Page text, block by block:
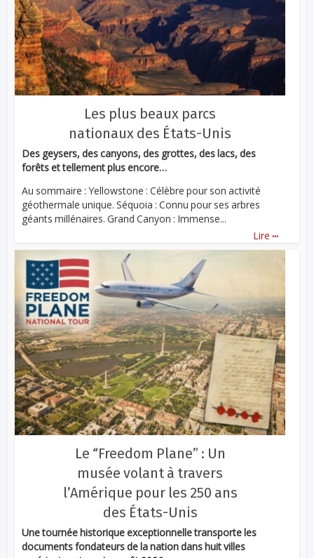
Les plus beaux parcs
nationaux des États-Unis
Des geysers, des canyons, des grottes, des lacs, des
forêts et tellement plus encore…
Au sommaire : Yellowstone : Célèbre pour son activité
géothermale unique. Séquoia : Connu pour ses arbres
géants millénaires. Grand Canyon : Immense...
Lire ...
Le “Freedom Plane” : Un
musée volant à travers
l’Amérique pour les 250 ans
des États-Unis
Une tournée historique exceptionnelle transporte les
documents fondateurs de la nation dans huit villes